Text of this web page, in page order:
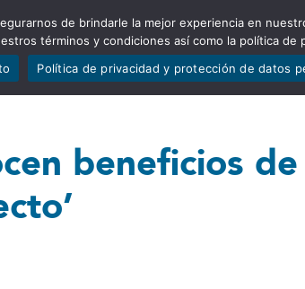
QUIÉNES SOMOS
beneficios
de brindarle la mejor experiencia en
términos y condiciones así como la política
Política de privacidad y protección de datos